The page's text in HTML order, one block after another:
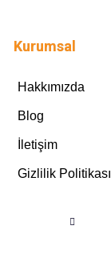
Kurumsal
Hakkımızda
Blog
İletişim
Gizlilik Politikası